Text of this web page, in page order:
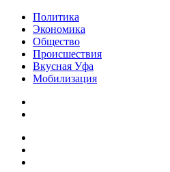
Политика
Экономика
Общество
Происшествия
Вкусная Уфа
Мобилизация